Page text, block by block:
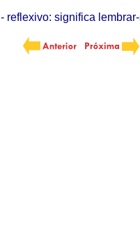
- reflexivo: significa